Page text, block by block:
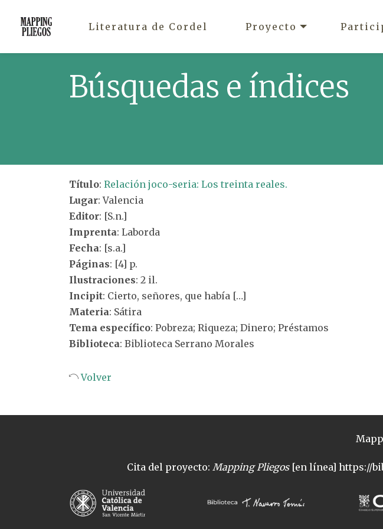
Literatura de Cordel Proyecto
Búsquedas e índices
Título: Relación joco-seria: Los treinta reales.
Lugar: Valencia
Editor: [S.n.]
Imprenta: Laborda
Fecha: [s.a.]
Páginas: [4] p.
Ilustraciones: 2 il.
Incipit: Cierto, señores, que había […]
Materia: Sátira
Tema específico: Pobreza; Riqueza; Dinero; Préstamos
Biblioteca: Biblioteca Serrano Morales
Volver
Cita del proyecto: Mapping Pliegos[en línea] https://